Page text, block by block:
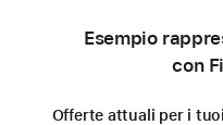
Esempio
con
Offerte attuali per i